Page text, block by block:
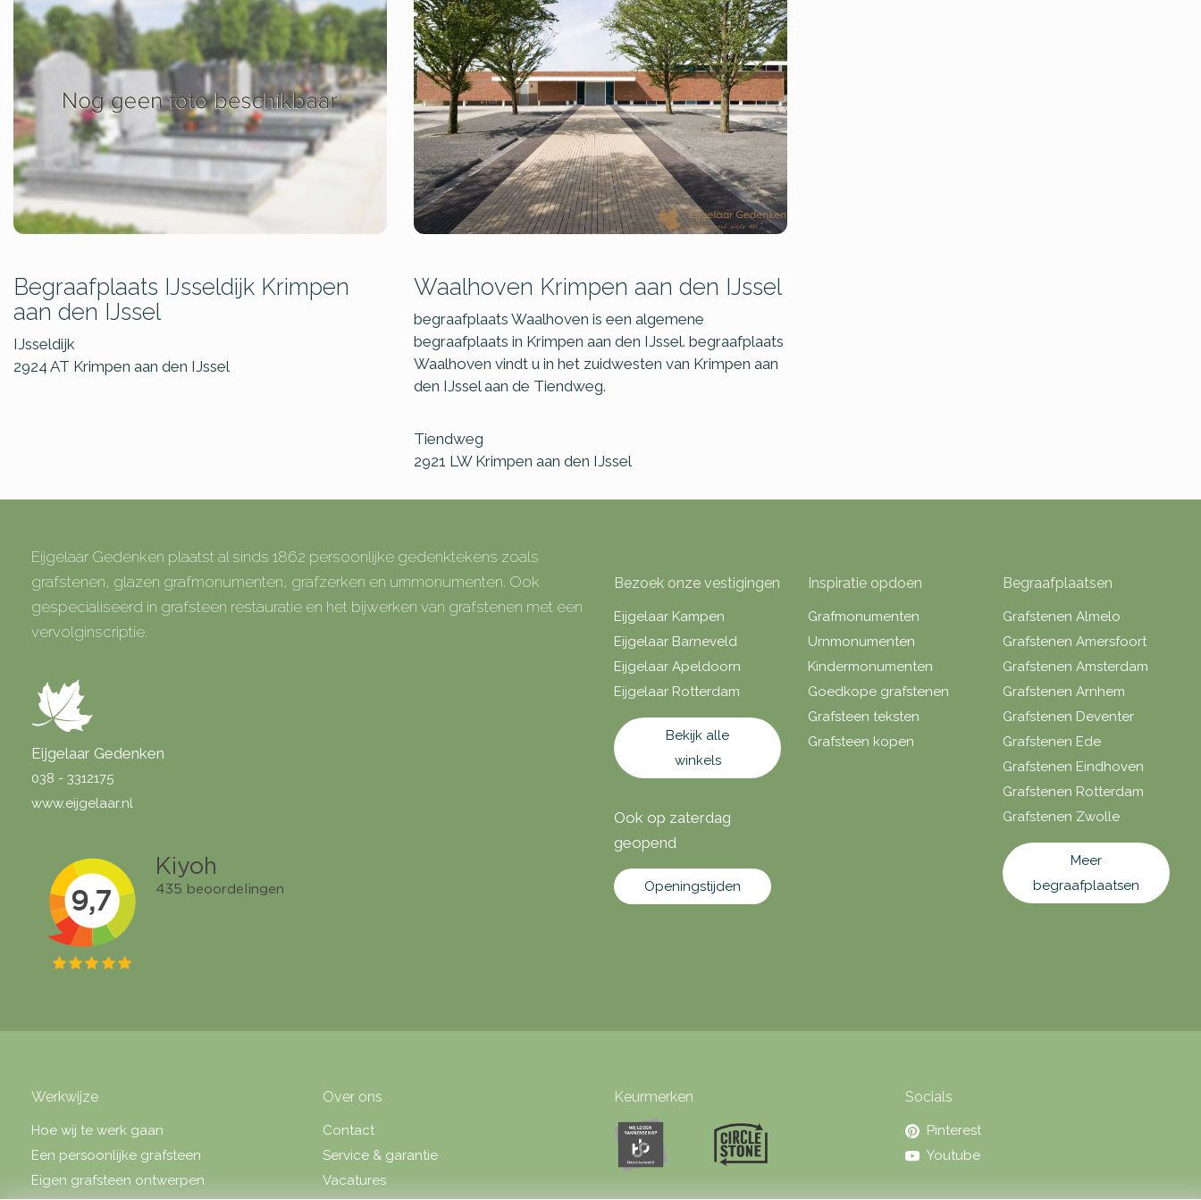
Begraafplaats IJsseldijk Krimpen
aan den IJssel
IJsseldijk
2924 AT Krimpen aan den IJssel
Waalhoven Krimpen aan den IJssel
begraafplaats Waalhoven is een algemene
begraafplaats in Krimpen aan den IJssel. begraafplaats
Waalhoven vindt u in het zuidwesten van Krimpen aan
den IJssel aan de Tiendweg.
Tiendweg
2921 LW Krimpen aan den IJssel
Eijgelaar Gedenken plaatst al sinds 1862 persoonlijke gedenktekens zoals
grafstenen, glazen grafmonumenten, grafzerken en urnmonumenten. Ook
gespecialiseerd in grafsteen restauratie en het bijwerken van grafstenen met een
vervolginscriptie.
Eijgelaar Gedenken
038 - 3312175
www.eijgelaar.nl
Bezoek onze vestigingen
Eijgelaar Kampen
Eijgelaar Barneveld
Eijgelaar Apeldoorn
Eijgelaar Rotterdam
Bekijk alle
winkels
Ook op zaterdag
geopend
Openingstijden
Inspiratie opdoen
Grafmonumenten
Urnmonumenten
Kindermonumenten
Goedkope grafstenen
Grafsteen teksten
Grafsteen kopen
Begraafplaatsen
Grafstenen Almelo
Grafstenen Amersfoort
Grafstenen Amsterdam
Grafstenen Arnhem
Grafstenen Deventer
Grafstenen Ede
Grafstenen Eindhoven
Grafstenen Rotterdam
Grafstenen Zwolle
Meer
begraafplaatsen
Werkwijze
Hoe wij te werk gaan
Een persoonlijke grafsteen
Eigen grafsteen ontwerpen
Over ons
Contact
Service & garantie
Vacatures
Keurmerken Socials
Pinterest
Youtube